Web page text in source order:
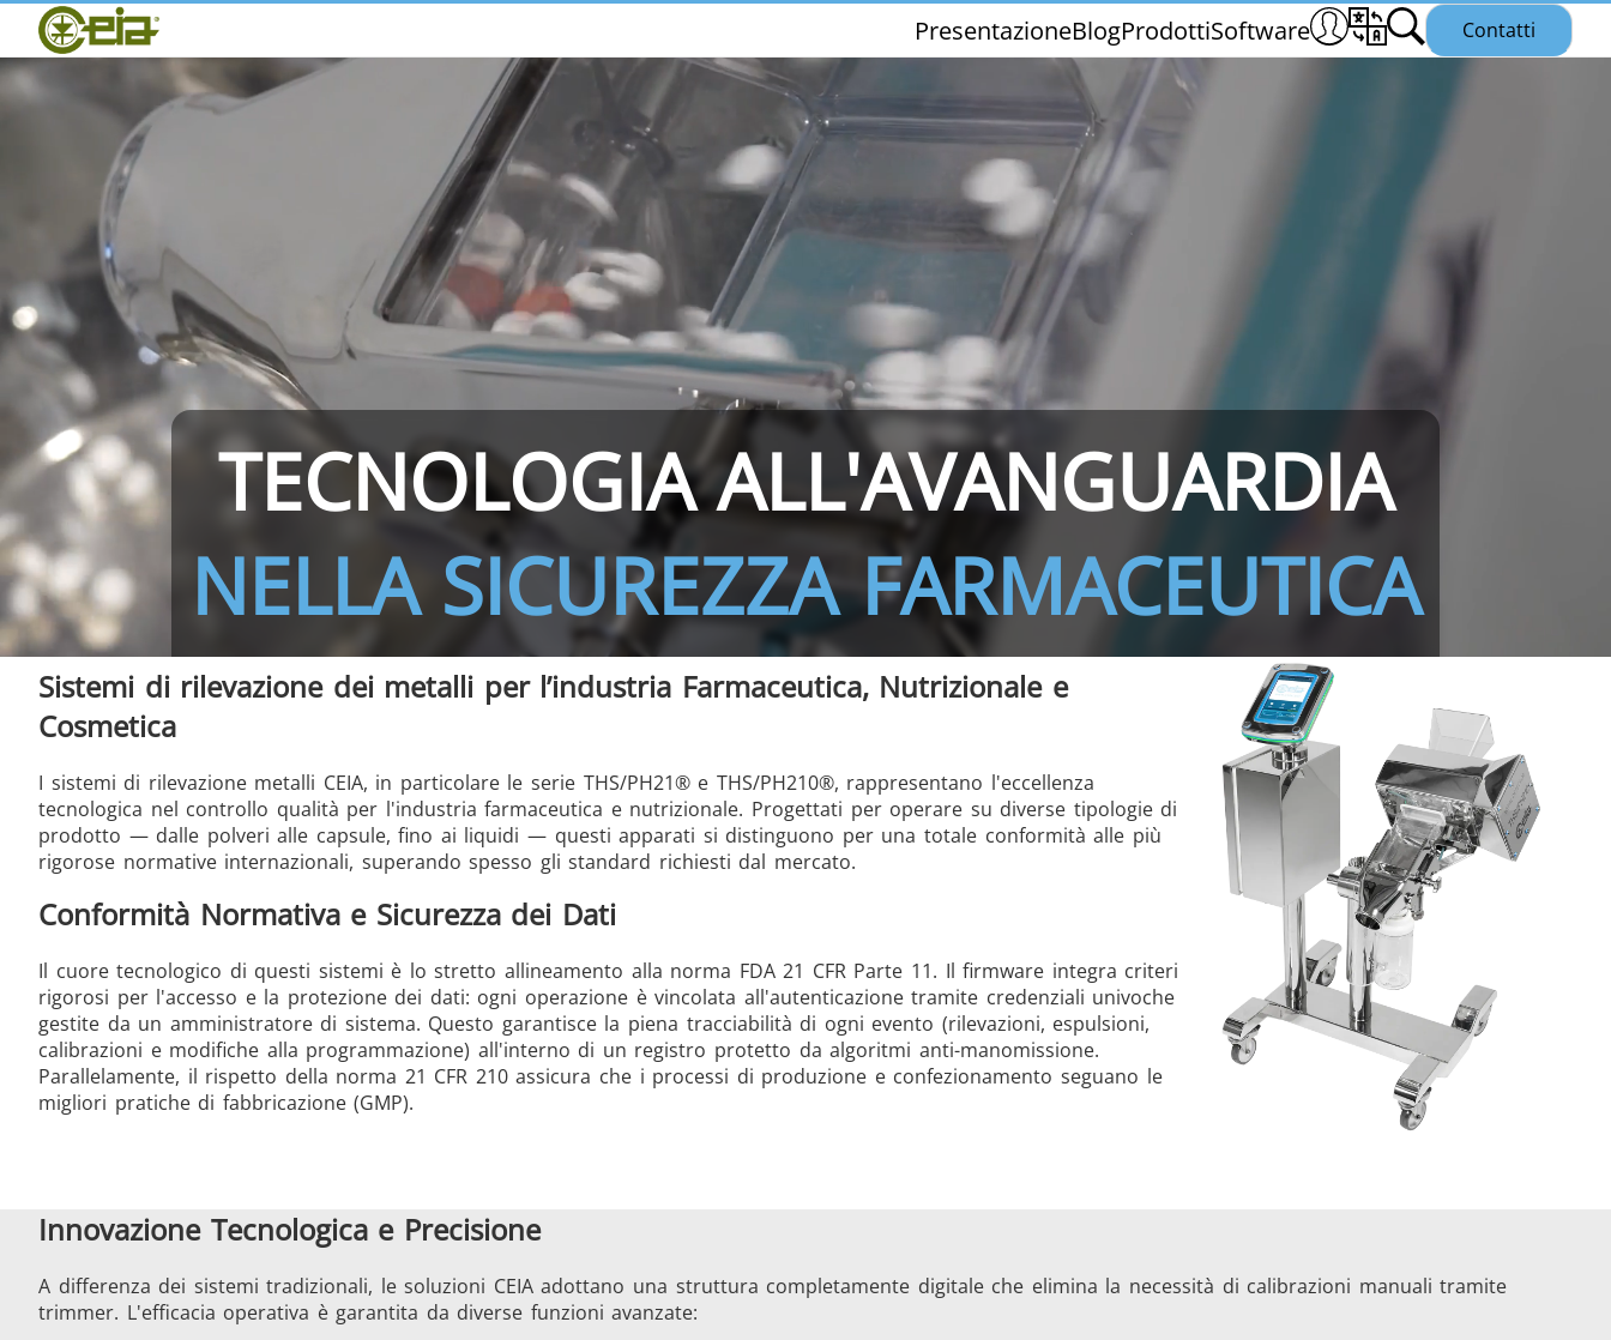
PresentazioneBlogProdottiSoftware Contatti
Home
CEIA
Fiere ed Eventi
THS/PH210 THS/PH210-FFV THS/PH21ET THS/PH21N
THS/PH21N-FB THS/PH21N-FFV THS/PH21N-D25 THS/PLV21
THS/FBB THS/MBB THS/GMS21 THS/G21
THS Production 4.0 MD-SCOPE
TECNOLOGIA ALL'AVANGUARDIA
NELLA SICUREZZA FARMACEUTICA
Sistemi di rilevazione dei metalli per l’industria Farmaceutica, Nutrizionale e
Cosmetica
I sistemi di rilevazione metalli CEIA, in particolare le serie THS/PH21® e THS/PH210®, rappresentano l'eccellenza
tecnologica nel controllo qualità per l'industria farmaceutica e nutrizionale. Progettati per operare su diverse tipologie di
prodotto — dalle polveri alle capsule, fino ai liquidi — questi apparati si distinguono per una totale conformità alle più
rigorose normative internazionali, superando spesso gli standard richiesti dal mercato.
Conformità Normativa e Sicurezza dei Dati
Il cuore tecnologico di questi sistemi è lo stretto allineamento alla norma FDA 21 CFR Parte 11. Il firmware integra criteri
rigorosi per l'accesso e la protezione dei dati: ogni operazione è vincolata all'autenticazione tramite credenziali univoche
gestite da un amministratore di sistema. Questo garantisce la piena tracciabilità di ogni evento (rilevazioni, espulsioni,
calibrazioni e modifiche alla programmazione) all'interno di un registro protetto da algoritmi anti-manomissione.
Parallelamente, il rispetto della norma 21 CFR 210 assicura che i processi di produzione e confezionamento seguano le
migliori pratiche di fabbricazione (GMP).
Innovazione Tecnologica e Precisione
A differenza dei sistemi tradizionali, le soluzioni CEIA adottano una struttura completamente digitale che elimina la necessità di calibrazioni manuali tramite
trimmer. L'efficacia operativa è garantita da diverse funzioni avanzate: